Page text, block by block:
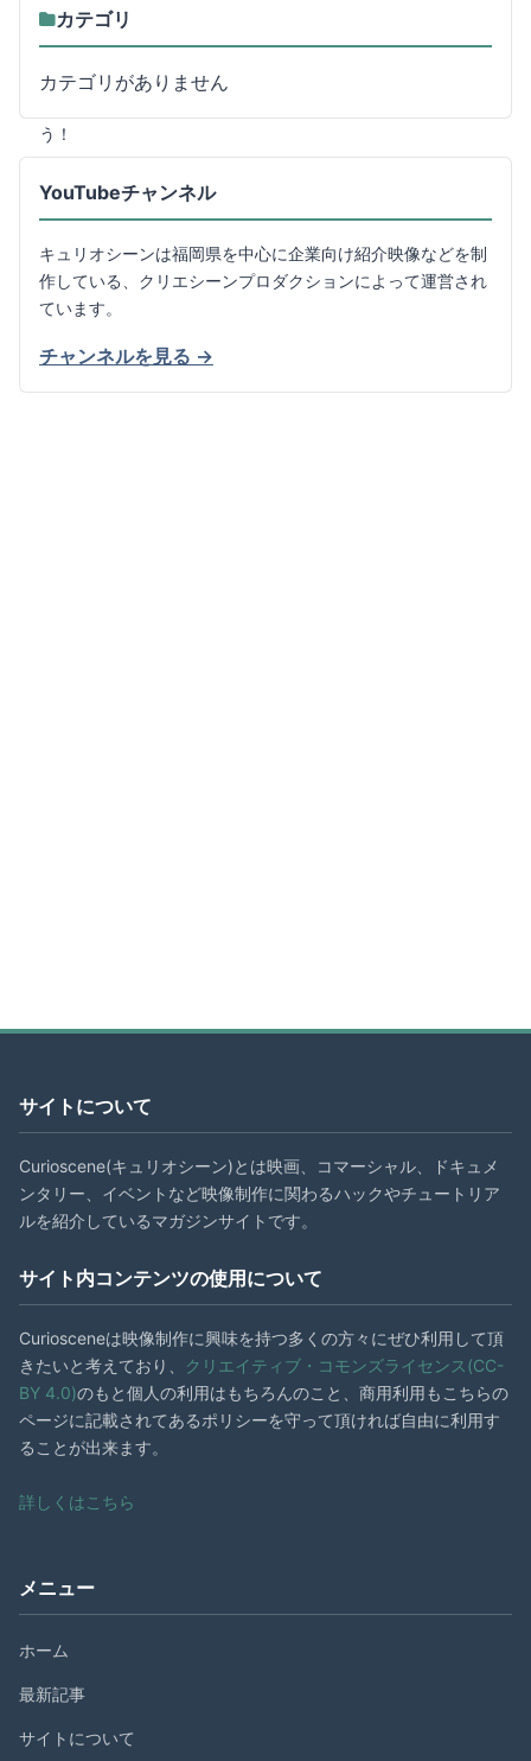
カテゴリ
カテゴリがありません
YouTubeチャンネル
キュリオシーンは福岡県を中心に企業向け紹介映像などを制
作している、クリエシーンプロダクションによって運営され
ています。
チャンネルを見る →
サイトについて
Curioscene(キュリオシーン)とは映画、コマーシャル、ドキュメ
ンタリー、イベントなど映像制作に関わるハックやチュートリア
ルを紹介しているマガジンサイトです。
サイト内コンテンツの使用について
Curiosceneは映像制作に興味を持つ多くの方々にぜひ利用して頂
きたいと考えており、
クリエイティブ・コモンズライセンス(CC-
BY 4.0)のもと個人の利用はもちろんのこと、商用利用もこちらの
ページに記載されてあるポリシーを守って頂ければ自由に利用す
ることが出来ます。
詳しくはこちら
メニュー
ホーム
最新記事
サイトについて